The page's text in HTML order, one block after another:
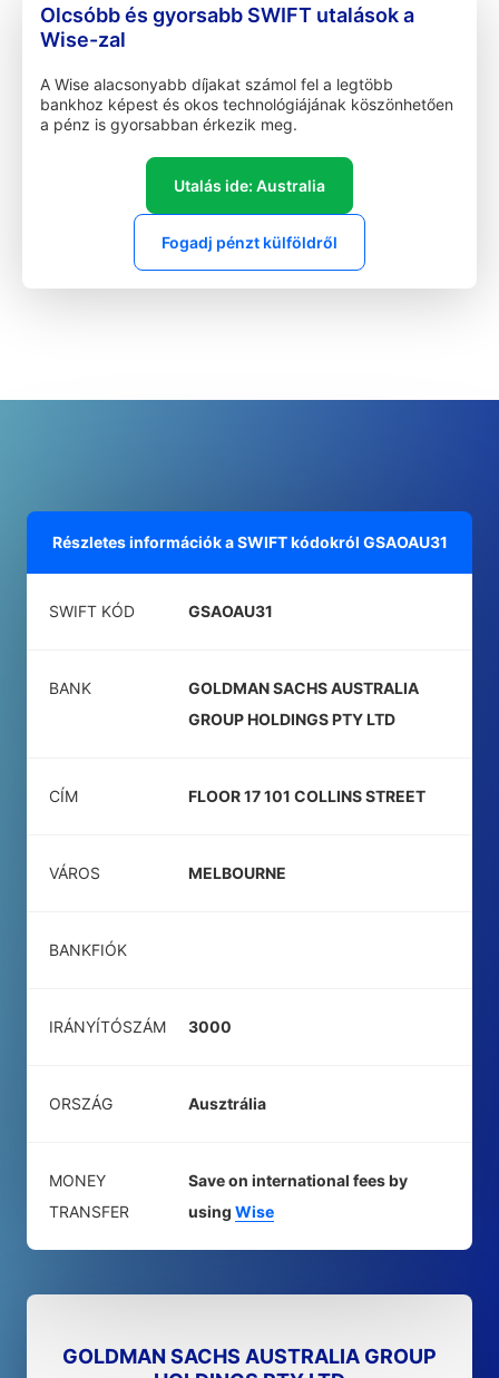
Olcsóbb és gyorsabb SWIFT utalások a
Wise-zal
A Wise alacsonyabb díjakat számol fel a legtöbb
bankhoz képest és okos technológiájának köszönhetően
a pénz is gyorsabban érkezik meg.
Utalás ide: Australia
Fogadj pénzt külföldről
Részletes információk a SWIFT kódokról GSAOAU31
SWIFT KÓD GSAOAU31
BANK
GOLDMAN SACHS AUSTRALIA
GROUP HOLDINGS PTY LTD
CÍM FLOOR 17 101 COLLINS STREET
VÁROS MELBOURNE
BANKFIÓK
IRÁNYÍTÓSZÁM 3000
ORSZÁG Ausztrália
MONEY
TRANSFER
Save on international fees by
using Wise
GOLDMAN SACHS AUSTRALIA GROUP